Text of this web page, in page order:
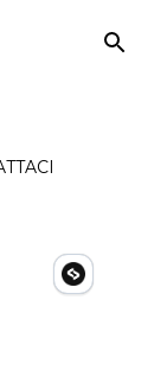
contenuti